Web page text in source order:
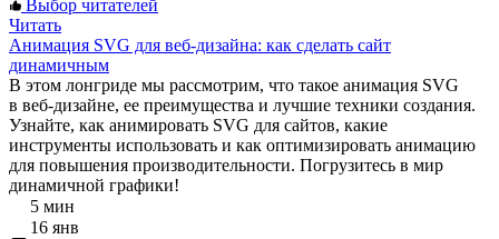
Выбор читателей
Читать
Анимация SVG для веб-дизайна: как сделать сайт
динамичным
В этом лонгриде мы рассмотрим, что такое анимация SVG
в веб-дизайне, ее преимущества и лучшие техники создания.
Узнайте, как анимировать SVG для сайтов, какие
инструменты использовать и как оптимизировать анимацию
для повышения производительности. Погрузитесь в мир
динамичной графики!
5 мин
16 янв